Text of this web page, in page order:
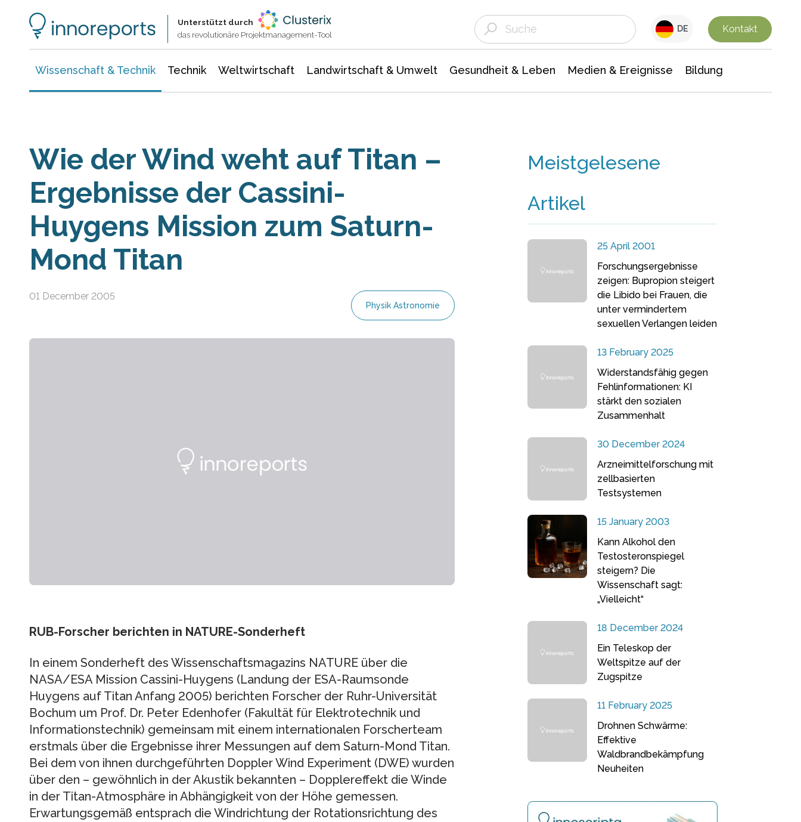
Unterstützt durch
das revolutionäre Projektmanagement-Tool
DE Kontakt
Wissenschaft & Technik Technik Weltwirtschaft Landwirtschaft & Umwelt Gesundheit & Leben Medien & Ereignisse Bildung
Wie der Wind weht auf Titan –
Ergebnisse der Cassini-
Huygens Mission zum Saturn-
Mond Titan
01 December 2005
Physik Astronomie
RUB-Forscher berichten in NATURE-Sonderheft
In einem Sonderheft des Wissenschaftsmagazins NATURE über die
NASA/ESA Mission Cassini-Huygens (Landung der ESA-Raumsonde
Huygens auf Titan Anfang 2005) berichten Forscher der Ruhr-Universität
Bochum um Prof. Dr. Peter Edenhofer (Fakultät für Elektrotechnik und
Informationstechnik) gemeinsam mit einem internationalen Forscherteam
erstmals über die Ergebnisse ihrer Messungen auf dem Saturn-Mond Titan.
Bei dem von ihnen durchgeführten Doppler Wind Experiment (DWE) wurden
über den – gewöhnlich in der Akustik bekannten – Dopplereffekt die Winde
in der Titan-Atmosphäre in Abhängigkeit von der Höhe gemessen.
Erwartungsgemäß entsprach die Windrichtung der Rotationsrichtung des
Meistgelesene
Artikel
25 April 2001
Forschungsergebnisse
zeigen: Bupropion steigert
die Libido bei Frauen, die
unter vermindertem
sexuellen Verlangen leiden
13 February 2025
Widerstandsfähig gegen
Fehlinformationen: KI
stärkt den sozialen
Zusammenhalt
30 December 2024
Arzneimittelforschung mit
zellbasierten
Testsystemen
15 January 2003
Kann Alkohol den
Testosteronspiegel
steigern? Die
Wissenschaft sagt:
„Vielleicht“
18 December 2024
Ein Teleskop der
Weltspitze auf der
Zugspitze
11 February 2025
Drohnen Schwärme:
Effektive
Waldbrandbekämpfung
Neuheiten